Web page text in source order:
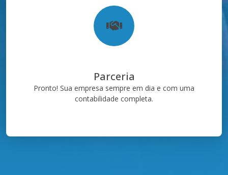
Parceria
Pronto! Sua empresa sempre em dia e com uma
contabilidade completa.